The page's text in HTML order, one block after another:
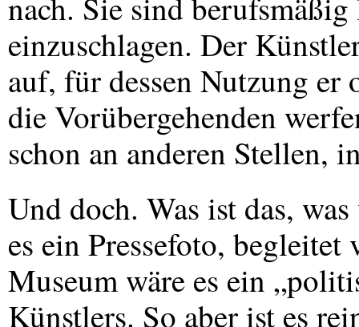
einzuschlagen. Der
auf, für dessen Nutzung er
die Vorübergehenden
schon an anderen Stellen,
Und doch. Was ist das,
es ein Pressefoto,
Museum wäre es ein
Künstlers. So aber ist es